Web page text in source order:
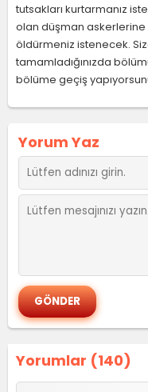
tutsakları kurtarmanız
olan düşman
öldürmeniz istenecek.
tamamladığınızda
bölüme geçiş
Yorumlar (140)
Yorum Yaz